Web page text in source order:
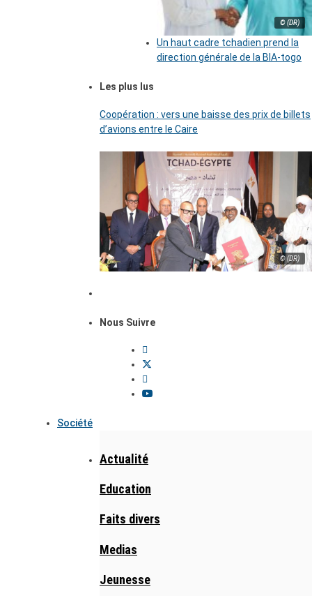
© (DR)
Un haut cadre tchadien prend la
direction générale de la BIA-togo
Les plus lus
Coopération : vers une baisse des prix de billets
d’avions entre le Caire
© (DR)
Nous Suivre
Société
Actualité
Education
Faits divers
Medias
Jeunesse